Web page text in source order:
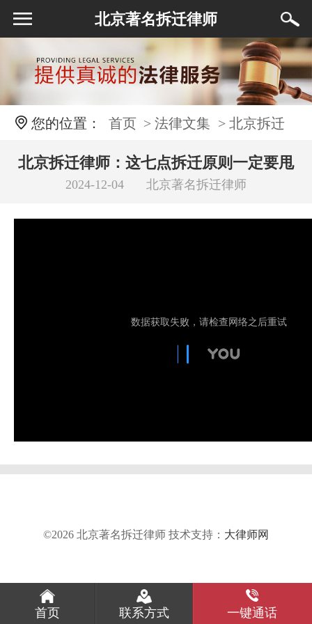
北京著名拆迁律师
您的位置： 首页 > 法律文集 > 北京拆迁
律师：这七点拆迁原则一定要甩给拆迁方看
北京拆迁律师：这七点拆迁原则一定要甩
给拆迁方看
2024-12-04 北京著名拆迁律师
©2026 北京著名拆迁律师 技术支持： 大律师网
首页 联系方式 一键通话